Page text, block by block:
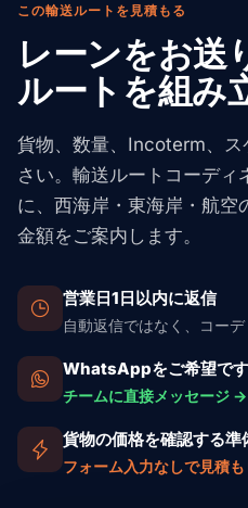
この輸送ルートを見積もる
レーンをお送
ルートを組み
貨物、数量、Incoterm、
さい。輸送ルートコーディ
に、西海岸・東海岸・航空
金額をご案内します。
営業日1日以内に返信
自動返信ではなく、コー
WhatsAppをご希望で
チームに直接メッセージ →
貨物の価格を確認する準
フォーム入力なしで見積